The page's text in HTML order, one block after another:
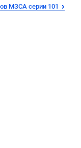
МЗСА серии 101